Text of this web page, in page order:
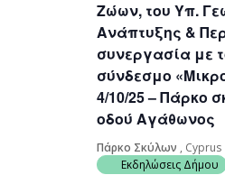
Ζώων, του Υπ.
Ανάπτυξης &
συνεργασία με
σύνδεσμο
4/10/25 – Πάρκο
οδού Αγάθωνος
Πάρκο Σκύλων , Cyprus
Εκδηλώσεις Δήμου